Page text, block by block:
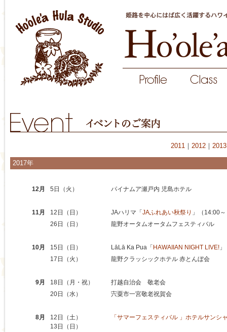
2011 ｜ 2012 ｜ 2013
2017年
12月 5日（火） パイナムア瀬戸内 児島ホテル
11月 12日（日） JAハリマ「 JAふれあい秋祭り 」（14:00
26日（日）
龍野オータムオータムフェスティバル
10月 15日（日） LāLā Ka Pua「 HAWAIIAN NIGHT LIVE!」
17日（火）
龍野クラッシックホテル 赤とんぼ会
9月 18日（月・祝）
打越自治会 敬老会
20日（水）
宍粟市一宮敬老祝賀会
8月
12日（土）
13日（日）
「サマーフェスティバル 」ホテルサンシ